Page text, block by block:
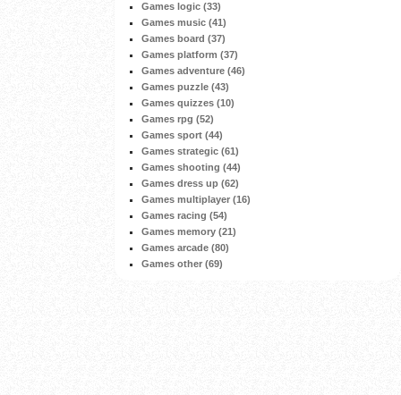
Games logic (33)
Games music (41)
Games board (37)
Games platform (37)
Games adventure (46)
Games puzzle (43)
Games quizzes (10)
Games rpg (52)
Games sport (44)
Games strategic (61)
Games shooting (44)
Games dress up (62)
Games multiplayer (16)
Games racing (54)
Games memory (21)
Games arcade (80)
Games other (69)